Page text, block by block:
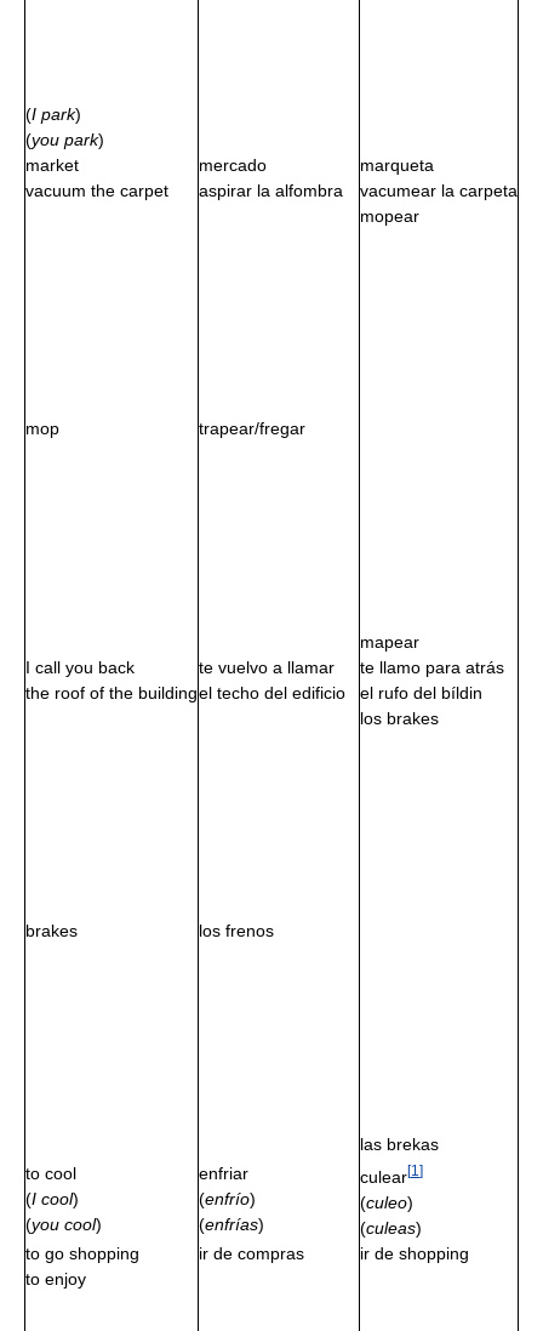
(I park)
(you park)
market mercado
marqueta
vacuum the carpet
aspirar la alfombra vacumear la carpeta
mop trapear/fregar
mopear
mapear
I call you back
te vuelvo a llamar
te llamo para atrás
the roof of the buildingel techo del edificio el rufo del bíldin
brakes los frenos
los brakes
las brekas
to cool
(I cool)
(you cool)
enfriar
(enfrío)
(enfrías)
culear[1 ]
(culeo)
(culeas)
to go shopping
ir de compras
ir de shopping
to enjoy